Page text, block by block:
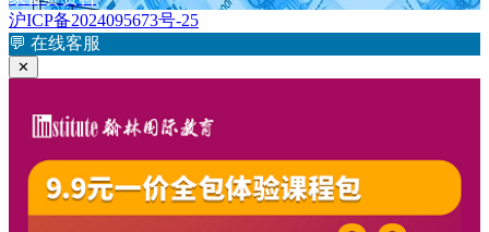
航
文
章：
沪ICP备2024095673号-25
💬 在线客服
✕